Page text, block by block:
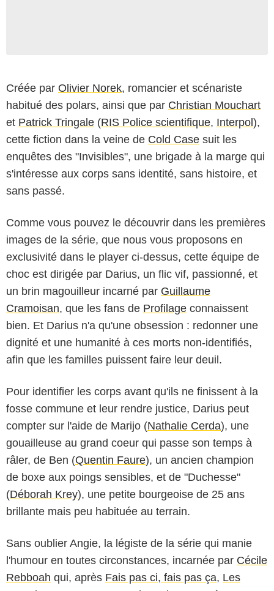
Créée par Olivier Norek, romancier et scénariste
habitué des polars, ainsi que par Christian Mouchart
et Patrick Tringale (RIS Police scientifique, Interpol),
cette fiction dans la veine de Cold Case suit les
enquêtes des "Invisibles", une brigade à la marge qui
s'intéresse aux corps sans identité, sans histoire, et
sans passé.
Comme vous pouvez le découvrir dans les premières
images de la série, que nous vous proposons en
exclusivité dans le player ci-dessus, cette équipe de
choc est dirigée par Darius, un flic vif, passionné, et
un brin magouilleur incarné par Guillaume
Cramoisan, que les fans de Profilage connaissent
bien. Et Darius n'a qu'une obsession : redonner une
dignité et une humanité à ces morts non-identifiés,
afin que les familles puissent faire leur deuil.
Pour identifier les corps avant qu'ils ne finissent à la
fosse commune et leur rendre justice, Darius peut
compter sur l'aide de Marijo (Nathalie Cerda), une
gouailleuse au grand coeur qui passe son temps à
râler, de Ben (Quentin Faure), un ancien champion
de boxe aux poings sensibles, et de "Duchesse"
(Déborah Krey), une petite bourgeoise de 25 ans
brillante mais peu habituée au terrain.
Sans oublier Angie, la légiste de la série qui manie
l'humour en toutes circonstances, incarnée par Cécile
Rebboah qui, après Fais pas ci, fais pas ça, Les